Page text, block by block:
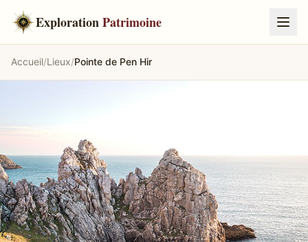
ExplorationPatrimoine
Accueil/Lieux/Pointe de Pen Hir